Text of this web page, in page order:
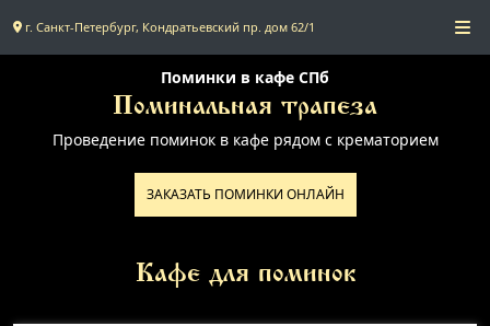
г. Санкт-Петербург, Кондратьевский пр. дом 62/1
Поминальное меню
Поминальные залы
Доставка
Поминки в кафе СПб
Поминальная трапеза
Проведение поминок в кафе рядом с крематорием
ЗАКАЗАТЬ ПОМИНКИ ОНЛАЙН
Кафе для поминок